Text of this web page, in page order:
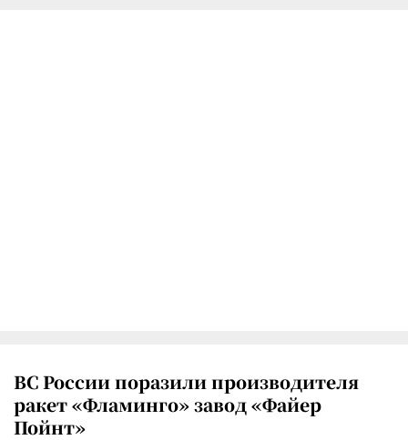
ВС России поразили производителя
ракет «Фламинго» завод «Файер
Пойнт»